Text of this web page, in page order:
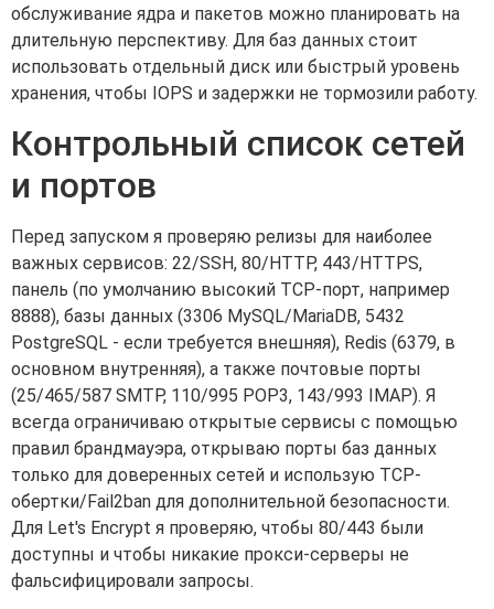
обслуживание ядра и пакетов можно планировать на
длительную перспективу. Для баз данных стоит
использовать отдельный диск или быстрый уровень
хранения, чтобы IOPS и задержки не тормозили работу.
Контрольный список сетей
и портов
Перед запуском я проверяю релизы для наиболее
важных сервисов: 22/SSH, 80/HTTP, 443/HTTPS,
панель (по умолчанию высокий TCP-порт, например
8888), базы данных (3306 MySQL/MariaDB, 5432
PostgreSQL - если требуется внешняя), Redis (6379, в
основном внутренняя), а также почтовые порты
(25/465/587 SMTP, 110/995 POP3, 143/993 IMAP). Я
всегда ограничиваю открытые сервисы с помощью
правил брандмауэра, открываю порты баз данных
только для доверенных сетей и использую TCP-
обертки/Fail2ban для дополнительной безопасности.
Для Let's Encrypt я проверяю, чтобы 80/443 были
доступны и чтобы никакие прокси-серверы не
фальсифицировали запросы.